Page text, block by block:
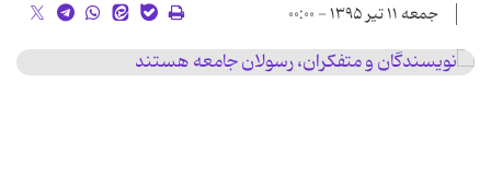
جمعه ۱۱ تیر ۱۳۹۵ - ۰۰:۰۰